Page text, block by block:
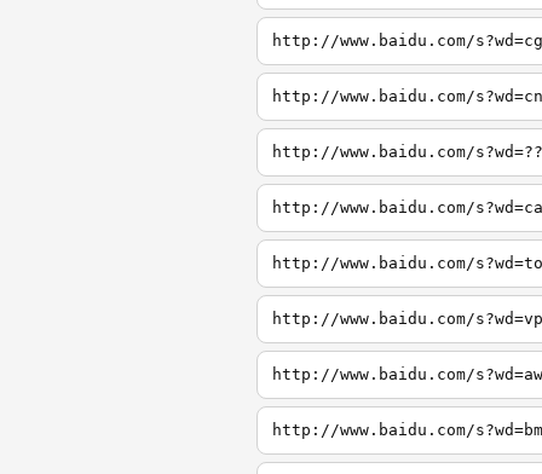
http://www.baidu.com/
http://www.baidu.com/
http://www.baidu.com/
http://www.baidu.com/
http://www.baidu.com/
http://www.baidu.com/
http://www.baidu.com/
http://www.baidu.com/